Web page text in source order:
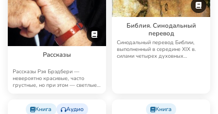
Рассказы
Рассказы Рэя Брэдбери —
невероятно красивые, часто
грустные, но при этом — светлые,
Библия. Синодальный
перевод
Синодальный перевод Библии,
выполненный в середине XIX в.
силами четырех духовных
Книга Аудио Книга